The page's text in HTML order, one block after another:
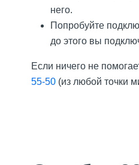
него.
Попробуйте
до этого вы
Если ничего не
55-50 (из любой точки